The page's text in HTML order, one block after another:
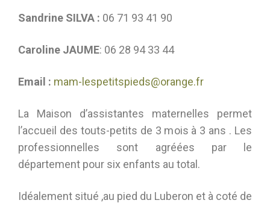
Sandrine SILVA : 06 71 93 41 90
Caroline JAUME: 06 28 94 33 44
Email : mam-lespetitspieds@orange.fr
La Maison d’assistantes maternelles permet
l’accueil des touts-petits de 3 mois à 3 ans . Les
professionnelles sont agréées par le
département pour six enfants au total.
Idéalement situé ,au pied du Luberon et à coté de